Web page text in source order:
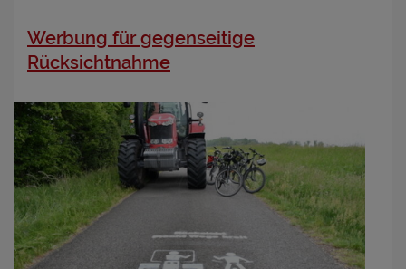
Werbung für gegenseitige
Rücksichtnahme